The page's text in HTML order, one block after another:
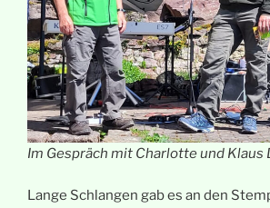
Im Gespräch mit Charlotte und Klaus
Lange Schlangen gab es an den